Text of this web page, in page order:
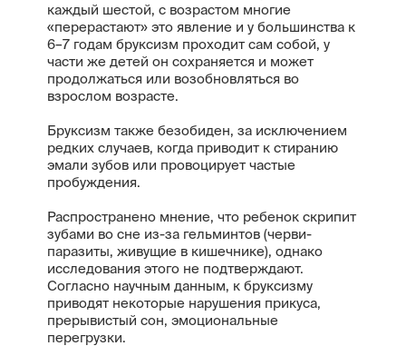
каждый шестой, с возрастом многие
«перерастают» это явление и у большинства к
6–7 годам бруксизм проходит сам собой, у
части же детей он сохраняется и может
продолжаться или возобновляться во
взрослом возрасте.
Бруксизм также безобиден, за исключением
редких случаев, когда приводит к стиранию
эмали зубов или провоцирует частые
пробуждения.
Распространено мнение, что ребенок скрипит
зубами во сне из-за гельминтов (черви-
паразиты, живущие в кишечнике), однако
исследования этого не подтверждают.
Согласно научным данным, к бруксизму
приводят некоторые нарушения прикуса,
прерывистый сон, эмоциональные
перегрузки.